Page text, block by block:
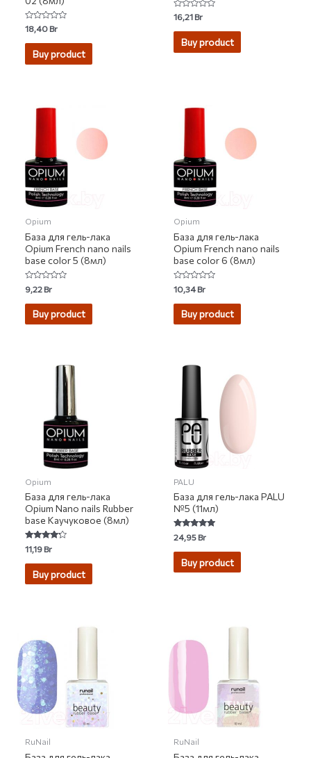
Rated
0
out
18,40Br
Buy product
Rated
0
out
16,21Br
Buy product
Opium
База для гель-лака
Opium French nano nails
base color 5 (8мл)
Rated
0
out
9,22Br
Buy product
Opium
База для гель-лака
Opium French nano nails
base color 6 (8мл)
Rated
0
out
10,34Br
Buy product
Opium
База для гель-лака
Opium Nano nails Rubber
base Каучуковое (8мл)
Rated
4.00
out of 5
11,19Br
Buy product
PALU
База для гель-лака PALU
№5 (11мл)
Rated
5.00
out of 5
24,95Br
Buy product
RuNail RuNail